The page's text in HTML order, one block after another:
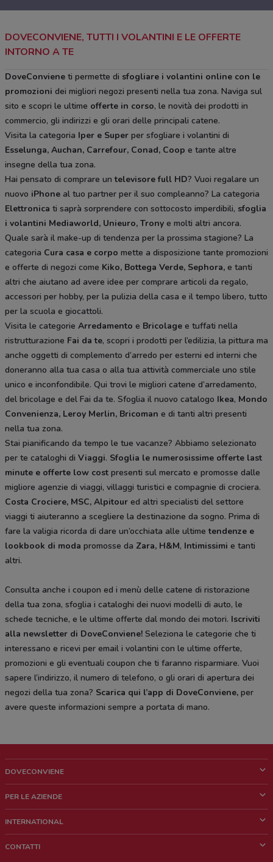
DOVECONVIENE, TUTTI I VOLANTINI E LE OFFERTE
INTORNO A TE
DoveConviene ti permette di sfogliare i volantini online con le
promozioni dei migliori negozi presenti nella tua zona. Naviga sul
sito e scopri le ultime offerte in corso, le novità dei prodotti in
commercio, gli indirizzi e gli orari delle principali catene.
Visita la categoria Iper e Super per sfogliare i volantini di
Esselunga, Auchan, Carrefour, Conad, Coop e tante altre
insegne della tua zona.
Hai pensato di comprare untelevisore full HD? Vuoi regalare un
nuovo iPhone al tuo partner per il suo compleanno? La categoria
Elettronica ti saprà sorprendere con sottocosto imperdibili, sfoglia
i volantini Mediaworld, Unieuro, Trony e molti altri ancora.
Quale sarà il make-up di tendenza per la prossima stagione? La
categoria Cura casa e corpo mette a disposizione tante promozioni
e offerte di negozi come Kiko, Bottega Verde, Sephora, e tanti
altri che aiutano ad avere idee per comprare articoli da regalo,
accessori per hobby, per la pulizia della casa e il tempo libero, tutto
per la scuola e giocattoli.
Visita le categorie Arredamento e Bricolage e tuffati nella
ristrutturazione Fai da te, scopri i prodotti per l’edilizia, la pittura ma
anche oggetti di complemento d’arredo per esterni ed interni che
doneranno alla tua casa o alla tua attività commerciale uno stile
unico e inconfondibile. Qui trovi le migliori catene d’arredamento,
del bricolage e del Fai da te. Sfoglia il nuovo catalogo Ikea, Mondo
Convenienza, Leroy Merlin, Bricoman e di tanti altri presenti
nella tua zona.
Stai pianificando da tempo le tue vacanze? Abbiamo selezionato
per te cataloghi di Viaggi. Sfoglia le numerosissime offerte last
minute e offerte low cost presenti sul mercato e promosse dalle
migliore agenzie di viaggi, villaggi turistici e compagnie di crociera.
Costa Crociere, MSC, Alpitour ed altri specialisti del settore
viaggi ti aiuteranno a scegliere la destinazione da sogno. Prima di
fare la valigia ricorda di dare un’occhiata alle ultimetendenze e
lookbook di moda promosse da Zara, H&M, Intimissimi e tanti
altri.
Consulta anche i coupon ed i menù delle catene di ristorazione
della tua zona, sfoglia i cataloghi dei nuovi modelli di auto, le
schede tecniche, e le ultime offerte dal mondo dei motori. Iscriviti
alla newsletter di DoveConviene! Seleziona le categorie che ti
interessano e ricevi per email i volantini con le ultime offerte,
promozioni e gli eventuali coupon che ti faranno risparmiare. Vuoi
sapere l’indirizzo, il numero di telefono, o gli orari di apertura dei
negozi della tua zona? Scarica qui l’app di DoveConviene, per
avere queste informazioni sempre a portata di mano.
DOVECONVIENE
Chi siamo
Lavora con noi
PER LE AZIENDE
Richieste commerciali e marketing
INTERNATIONAL
CONTATTI